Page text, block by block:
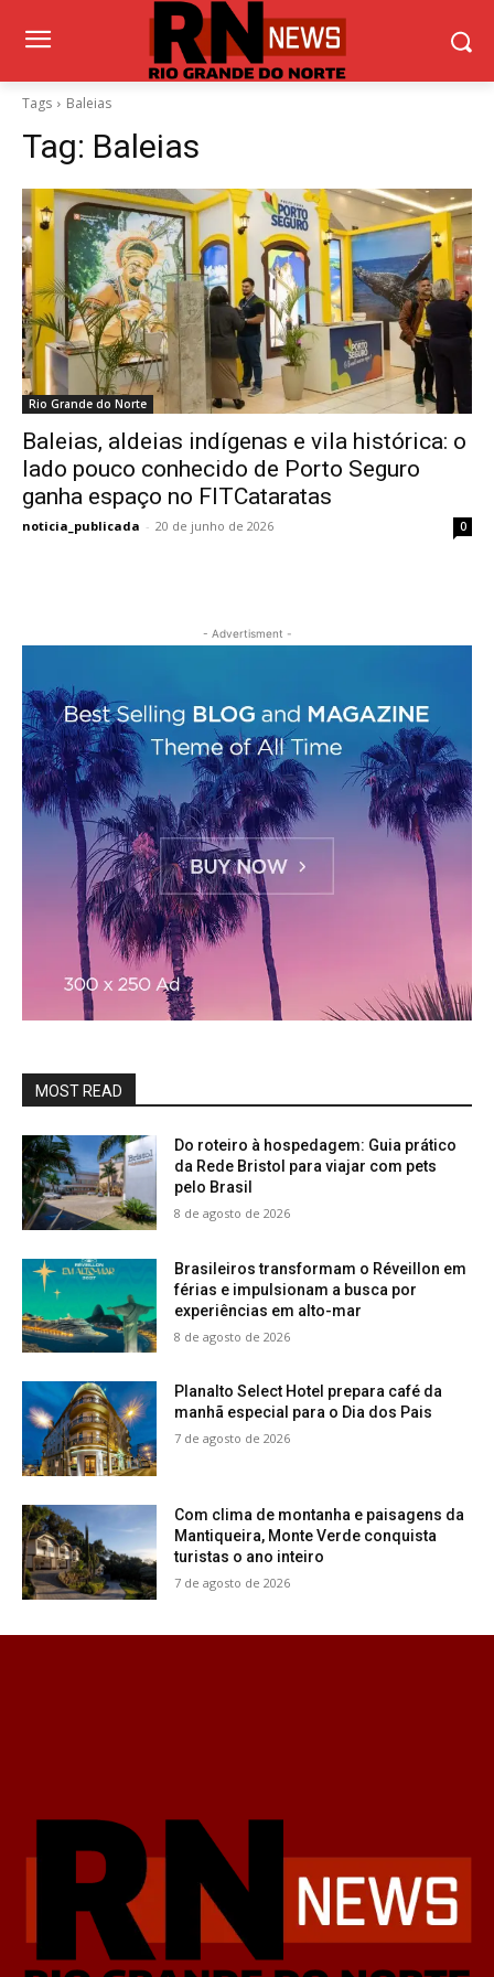
Tags Baleias
Tag: Baleias
Rio Grande do Norte
Baleias, aldeias indígenas e vila histórica: o
lado pouco conhecido de Porto Seguro
ganha espaço no FITCataratas
noticia_publicada - 20 de junho de 2026 0
- Advertisment -
MOST READ
Do roteiro à hospedagem: Guia prático
da Rede Bristol para viajar com pets
pelo Brasil
8 de agosto de 2026
Brasileiros transformam o Réveillon em
férias e impulsionam a busca por
experiências em alto-mar
8 de agosto de 2026
Planalto Select Hotel prepara café da
manhã especial para o Dia dos Pais
7 de agosto de 2026
Com clima de montanha e paisagens da
Mantiqueira, Monte Verde conquista
turistas o ano inteiro
7 de agosto de 2026